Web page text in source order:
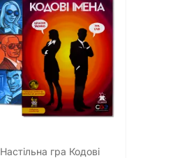
Настільна гра Кодові